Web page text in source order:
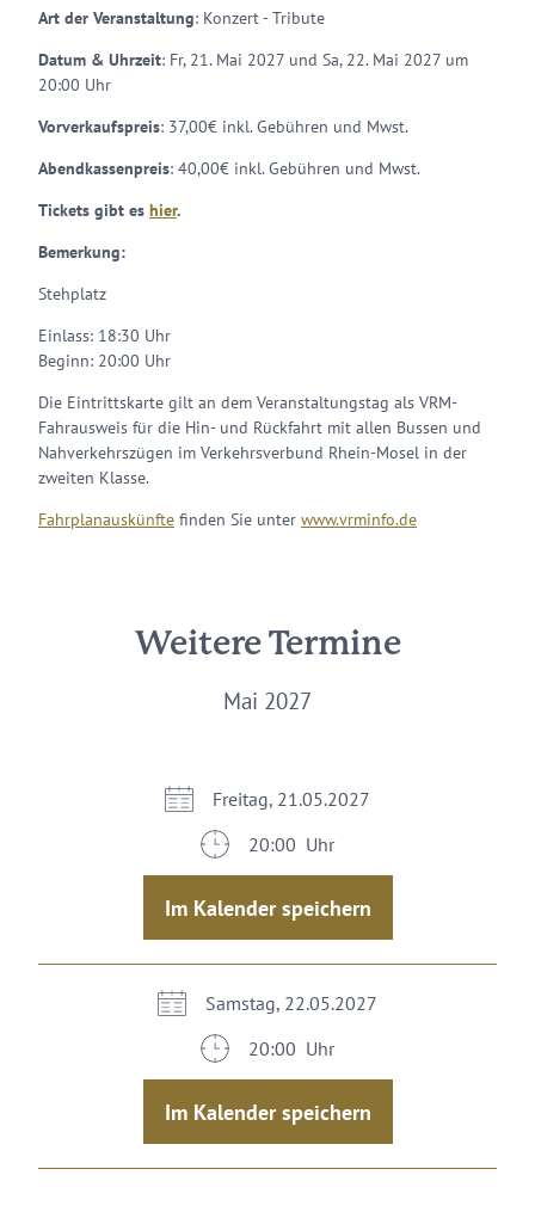
Art der Veranstaltung: Konzert - Tribute
Datum & Uhrzeit: Fr, 21. Mai 2027 und Sa, 22. Mai 2027 um
20:00 Uhr
Vorverkaufspreis: 37,00€ inkl. Gebühren und Mwst.
Abendkassenpreis: 40,00€ inkl. Gebühren und Mwst.
Tickets gibt es hier.
Bemerkung:
Stehplatz
Einlass: 18:30 Uhr
Beginn: 20:00 Uhr
Die Eintrittskarte gilt an dem Veranstaltungstag als VRM-
Fahrausweis für die Hin- und Rückfahrt mit allen Bussen und
Nahverkehrszügen im Verkehrsverbund Rhein-Mosel in der
zweiten Klasse.
Fahrplanauskünfte finden Sie unter www.vrminfo.de
Weitere Termine
Mai 2027
Freitag, 21.05.2027
20:00 Uhr
Im Kalender speichern
Samstag, 22.05.2027
20:00 Uhr
Im Kalender speichern